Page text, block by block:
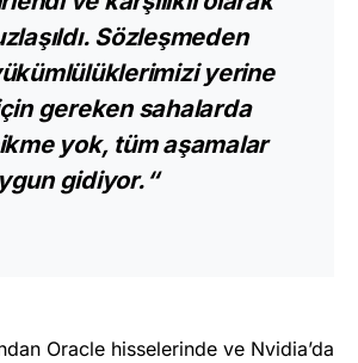
Sözleşmeden
yerine
gereken sahalarda
yok, tüm aşamalar
gidiyor.“
Oracle hisselerinde ve Nvidia’da